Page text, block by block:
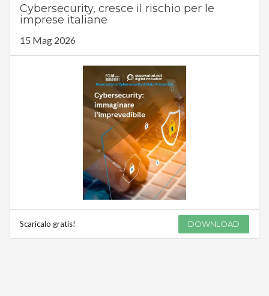
Cybersecurity, cresce il rischio per le
imprese italiane
15 Mag 2026
Scaricalo gratis! DOWNLOAD